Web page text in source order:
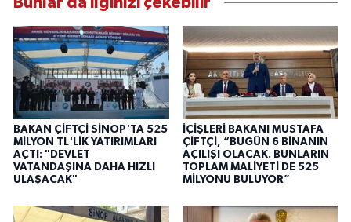
BAKAN ÇİFTÇİ SİNOP'TA 525
MİLYON TL'LİK YATIRIMLARI
AÇTI: "DEVLET
VATANDAŞINA DAHA HIZLI
ULAŞACAK"
İÇİŞLERİ BAKANI MUSTAFA
ÇİFTÇİ, “BUGÜN 6 BİNANIN
AÇILIŞI OLACAK. BUNLARIN
TOPLAM MALİYETİ DE 525
MİLYONU BULUYOR”